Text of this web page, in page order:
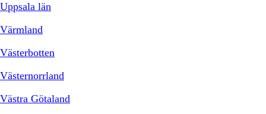
Uppsala län
Värmland
Västerbotten
Västernorrland
Västra Götaland